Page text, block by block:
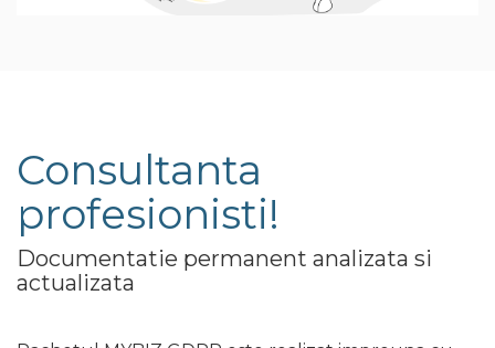
Consultanta
profesionisti!
Documentatie permanent analizata si
actualizata